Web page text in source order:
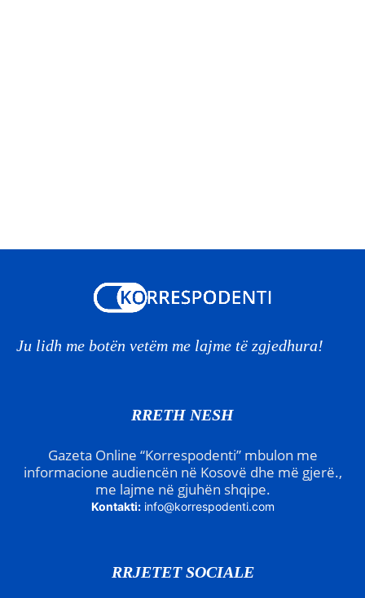
Ju lidh me botën vetëm me lajme të zgjedhura!
RRETH NESH
Gazeta Online “Korrespodenti” mbulon me
informacione audiencën në Kosovë dhe më gjerë.,
me lajme në gjuhën shqipe.
Kontakti: info@korrespodenti.com
RRJETET SOCIALE